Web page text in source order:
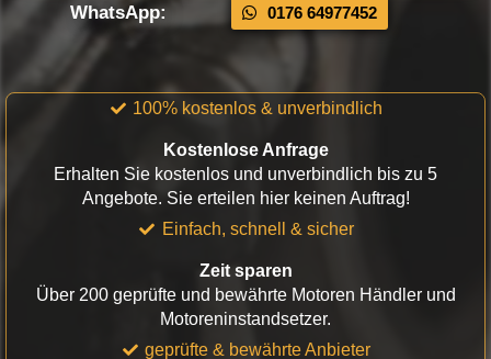
WhatsApp: 0176 64977452
100% kostenlos & unverbindlich
Kostenlose Anfrage
Erhalten Sie kostenlos und unverbindlich bis zu 5
Angebote. Sie erteilen hier keinen Auftrag!
Einfach, schnell & sicher
Zeit sparen
Über 200 geprüfte und bewährte Motoren Händler und
Motoreninstandsetzer.
geprüfte & bewährte Anbieter